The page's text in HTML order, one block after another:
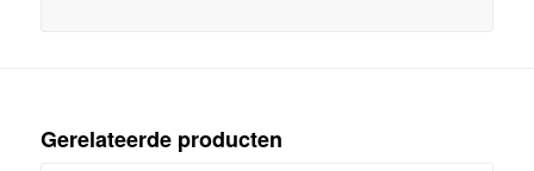
Gerelateerde producten